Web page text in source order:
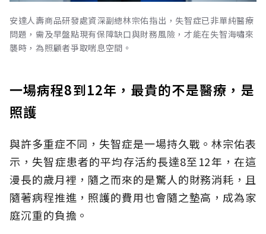
安達人壽商品研發處資深副總林宗佑指出，失智症已非單純醫療
問題，需及早盤點現有保障缺口與財務風險，才能在失智海嘯來
襲時，為照顧者爭取喘息空間。
一場病程8到12年，最貴的不是醫療，是
照護
與許多重症不同，失智症是一場持久戰。林宗佑表
示，失智症患者的平均存活約長達8至12年，在這
漫長的歲月裡，隨之而來的是驚人的財務消耗，且
隨著病程推進，照護的費用也會隨之墊高，成為家
庭沉重的負擔。